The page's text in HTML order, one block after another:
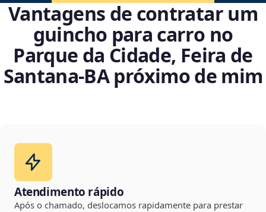
Vantagens de contratar um
guincho para carro no
Parque da Cidade, Feira de
Santana‑BA próximo de mim
Atendimento rápido
Após o chamado, deslocamos rapidamente para prestar